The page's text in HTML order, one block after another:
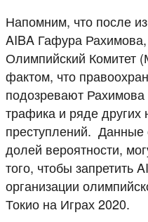
Напомним, что после
AIBA Гафура
Олимпийский Комитет
фактом, что
подозревают Рахимова
трафика и ряде других
преступлений. Данные
долей вероятности,
того, чтобы запретить
организации
Токио на Играх 2020.